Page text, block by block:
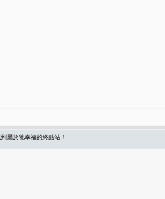
屬於牠幸福的終點站！